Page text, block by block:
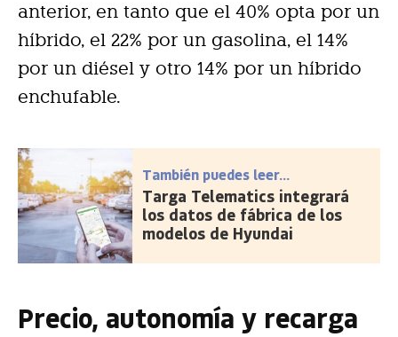
anterior, en tanto que el 40% opta por un
híbrido, el 22% por un gasolina, el 14%
por un diésel y otro 14% por un híbrido
enchufable.
También puedes leer...
Targa Telematics integrará
los datos de fábrica de los
modelos de Hyundai
Precio, autonomía y recarga